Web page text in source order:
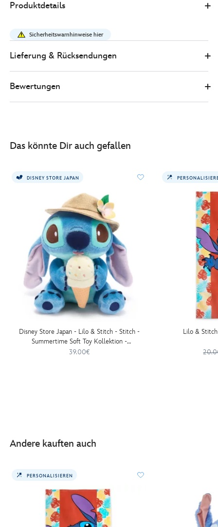
Store
20.00
experiments-
wishables-
micro-
415160892165.html
http://schema.org/InStock
Produktdetails
Sicherheitswarnhinweise hier
Lieferung & Rücksendungen
Bewertungen
Das könnte Dir auch gefallen
DISNEY STORE JAPAN
Disney Store Japan - Lilo & Stitch - Stitch -
Summertime Soft Toy Kollektion -
Mittelgroßes Kuscheltier - 23 cm
39.00€
Lilo &
Andere kauften auch
PERSONALISIEREN